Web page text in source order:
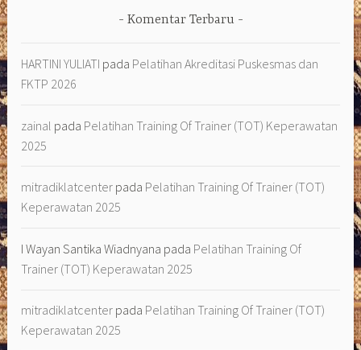
Komentar Terbaru
HARTINI YULIATI pada Pelatihan Akreditasi Puskesmas dan
FKTP 2026
zainal pada Pelatihan Training Of Trainer (TOT) Keperawatan
2025
mitradiklatcenter pada Pelatihan Training Of Trainer (TOT)
Keperawatan 2025
I Wayan Santika Wiadnyana pada Pelatihan Training Of
Trainer (TOT) Keperawatan 2025
mitradiklatcenter pada Pelatihan Training Of Trainer (TOT)
Keperawatan 2025